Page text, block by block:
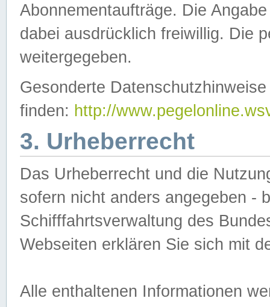
Abonnementaufträge. Die
dabei ausdrücklich freiwillig. Die
weitergegeben.
Gesonderte
finden: http://
3. Urheberrecht
Das Urheberrecht und die
sofern nicht anders angegeben -
Schifffahrtsverwaltung des
Webseiten erklären Sie sich mit
Alle enthaltenen Informationen